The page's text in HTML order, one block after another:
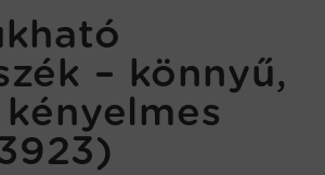
– könnyű,